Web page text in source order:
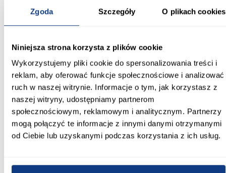
Zgoda Szczegóły O plikach cookies
Niniejsza strona korzysta z plików cookie
Wykorzystujemy pliki cookie do spersonalizowania treści i
reklam, aby oferować funkcje społecznościowe i analizować
ruch w naszej witrynie. Informacje o tym, jak korzystasz z
naszej witryny, udostępniamy partnerom
społecznościowym, reklamowym i analitycznym. Partnerzy
mogą połączyć te informacje z innymi danymi otrzymanymi
od Ciebie lub uzyskanymi podczas korzystania z ich usług.
jest praktyczny i estetyczny jednocześnie.
Kształt:
Rodzaj drzwi:
przesuwne
Oświetlenie: